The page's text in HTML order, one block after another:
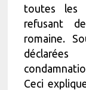
toutes les
refusant
romaine.
Ceci